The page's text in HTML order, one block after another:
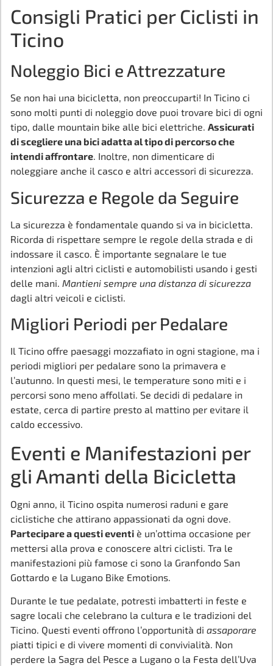
Consigli Pratici per Ciclisti in
Ticino
Noleggio Bici e Attrezzature
Se non hai una bicicletta, non preoccuparti! In Ticino ci
sono molti punti di noleggio dove puoi trovare bici di ogni
tipo, dalle mountain bike alle bici elettriche. Assicurati
di scegliere una bici adatta al tipo di percorso che
intendi affrontare. Inoltre, non dimenticare di
noleggiare anche il casco e altri accessori di sicurezza.
Sicurezza e Regole da Seguire
La sicurezza è fondamentale quando si va in bicicletta.
Ricorda di rispettare sempre le regole della strada e di
indossare il casco. È importante segnalare le tue
intenzioni agli altri ciclisti e automobilisti usando i gesti
delle mani. Mantieni sempre una distanza di sicurezza
dagli altri veicoli e ciclisti.
Migliori Periodi per Pedalare
Il Ticino offre paesaggi mozzafiato in ogni stagione, ma i
periodi migliori per pedalare sono la primavera e
l’autunno. In questi mesi, le temperature sono miti e i
percorsi sono meno affollati. Se decidi di pedalare in
estate, cerca di partire presto al mattino per evitare il
caldo eccessivo.
Eventi e Manifestazioni per
gli Amanti della Bicicletta
Ogni anno, il Ticino ospita numerosi raduni e gare
ciclistiche che attirano appassionati da ogni dove.
Partecipare a questi eventi è un’ottima occasione per
mettersi alla prova e conoscere altri ciclisti. Tra le
manifestazioni più famose ci sono la Granfondo San
Gottardo e la Lugano Bike Emotions.
Durante le tue pedalate, potresti imbatterti in feste e
sagre locali che celebrano la cultura e le tradizioni del
Ticino. Questi eventi offrono l’opportunità di assaporare
piatti tipici e di vivere momenti di convivialità. Non
perdere la Sagra del Pesce a Lugano o la Festa dell’Uva